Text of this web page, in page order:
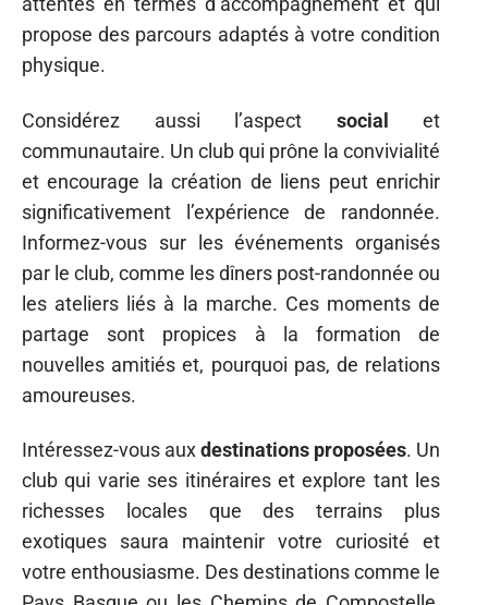
propose des parcours adaptés à votre condition
physique.
Considérez aussi l’aspect social et
communautaire. Un club qui prône la convivialité
et encourage la création de liens peut enrichir
significativement l’expérience de randonnée.
Informez-vous sur les événements organisés
par le club, comme les dîners post-randonnée ou
les ateliers liés à la marche. Ces moments de
partage sont propices à la formation de
nouvelles amitiés et, pourquoi pas, de relations
amoureuses.
Intéressez-vous auxdestinations proposées. Un
club qui varie ses itinéraires et explore tant les
richesses locales que des terrains plus
exotiques saura maintenir votre curiosité et
votre enthousiasme. Des destinations comme le